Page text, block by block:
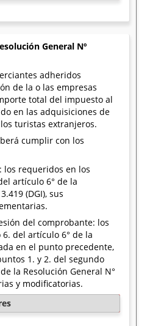
General Nº
adheridos
de la o las empresas
total del impuesto al
en las adquisiciones de
turistas extranjeros.
cumplir con los
los requeridos en los
artículo 6° de la
(DGI), sus
del comprobante: los
del artículo 6° de la
en el punto precedente,
1. y 2. del segundo
la Resolución General N°
y modificatorias.